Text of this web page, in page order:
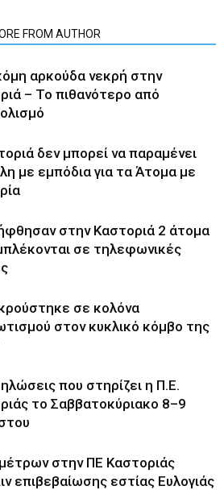
FROM AUTHOR
αρκούδα νεκρή στην
– Το πιθανότερο από
δεν μπορεί να παραμένει
με εμπόδια για τα Άτομα με
στην Καστοριά 2 άτομα
σε τηλεφωνικές
σε κολόνα
στον κυκλικό κόμβο της
που στηρίζει η Π.Ε.
το Σαββατοκύριακο 8–9
στην ΠΕ Καστοριάς
επιβεβαίωσης εστίας Ευλογιάς